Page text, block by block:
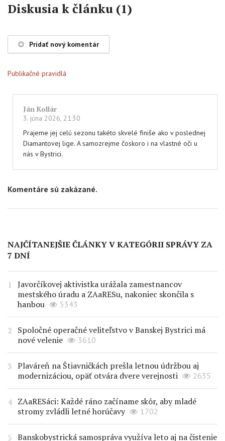
Diskusia k článku (1)
Pridať nový komentár
Publikačné pravidlá
Ján Kollár
3. júna 2026, 21:30
Prajeme jej celú sezonu takéto skvelé finiše ako v poslednej
Diamantovej lige. A samozrejme čoskoro i na vlastné oči u
nás v Bystrici.
Komentáre sú zakázané.
NAJČÍTANEJŠIE ČLÁNKY V KATEGÓRII SPRÁVY ZA
7 DNÍ
Javorčíkovej aktivistka urážala zamestnancov
mestského úradu a ZAaRESu, nakoniec skončila s
hanbou
5343
Spoločné operačné veliteľstvo v Banskej Bystrici má
nové velenie
3610
Plaváreň na Štiavničkách prešla letnou údržbou aj
modernizáciou, opäť otvára dvere verejnosti
2635
ZAaRESáci: Každé ráno začíname skôr, aby mladé
stromy zvládli letné horúčavy
1702
Banskobystrická samospráva využíva leto aj na čistenie